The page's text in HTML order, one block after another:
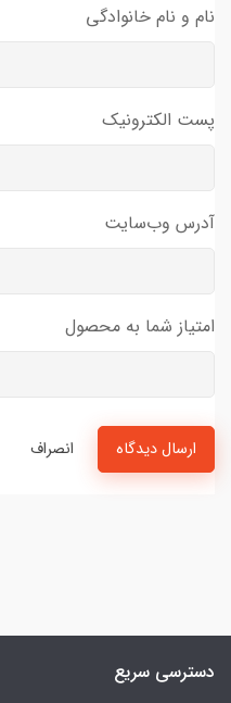
نام و نام خانوادگی
پست الکترونیک
آدرس وب‌سایت
امتیاز شما به محصول
ارسال دیدگاه انصراف
دسترسی سریع